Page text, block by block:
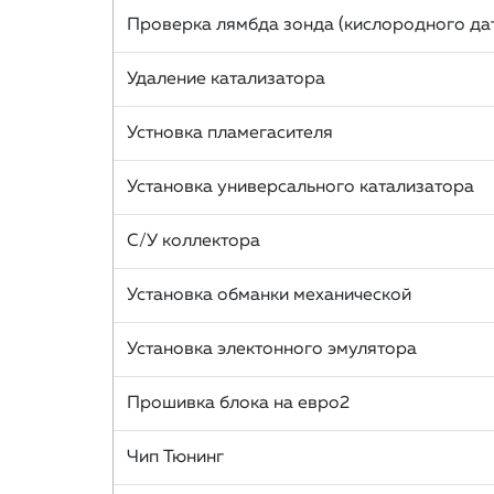
Проверка лямбда зонда (кислородного
Удаление катализатора
Устновка пламегасителя
Установка универсального катализатора
С/У коллектора
Установка обманки механической
Установка электонного эмулятора
Прошивка блока на евро2
Чип Тюнинг